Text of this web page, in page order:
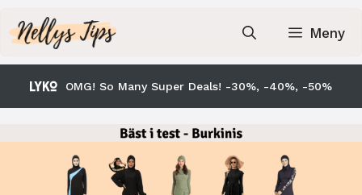
till
innehåll
Meny
OMG! So Many Super Deals! -30%, -40%, -50%